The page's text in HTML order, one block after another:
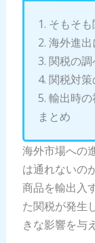
1. そもそ
2. 海外進
3. 関税の
4. 関税対
5. 輸出時
まとめ
海外市場への
は通れないの
商品を輸出入
た関税が発生
きな影響を与